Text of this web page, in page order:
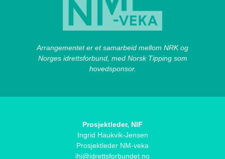
Arrangementet er et samarbeid mellom NRK og
Norges idrettsforbund, med Norsk Tipping som
hovedsponsor.
Prosjektleder, NIF
Ingrid Haukvik-Jensen
Prosjektleder NM-veka
ihj@idrettsforbundet.no